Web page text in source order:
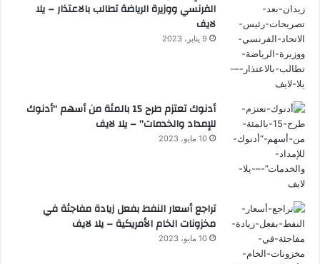
الفرنسي ووزيرة الرياضة تطالب بالاعتذار – يلا
لايف
9 يناير، 2023
أدنوك تعتزم طرح 15 بالمئة من أسهم “أدنوك
للإمداد والخدمات” – يلا لايف
10 مايو، 2023
تراجع أسعار النفط بفعل زيادة مفاجئة في
مخزونات الخام الأمريكية – يلا لايف
10 مايو، 2023